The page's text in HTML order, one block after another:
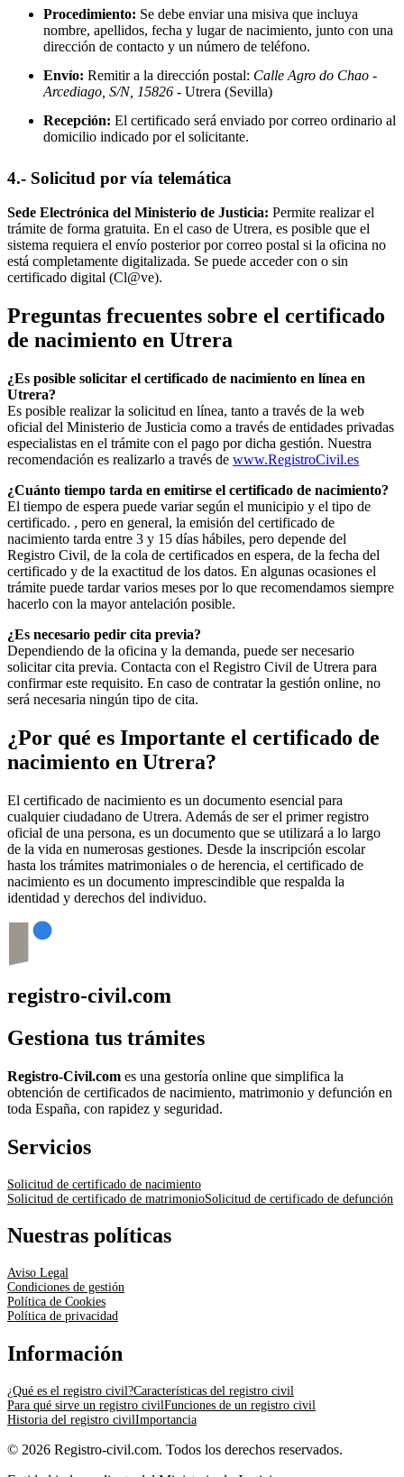
Procedimiento: Se debe enviar una misiva que incluya
nombre, apellidos, fecha y lugar de nacimiento, junto con una
dirección de contacto y un número de teléfono.
Envío: Remitir a la dirección postal: Calle Agro do Chao -
Arcediago, S/N, 15826 - Utrera (Sevilla)
Recepción: El certificado será enviado por correo ordinario al
domicilio indicado por el solicitante.
4.- Solicitud por vía telemática
Sede Electrónica del Ministerio de Justicia: Permite realizar el
trámite de forma gratuita. En el caso de Utrera, es posible que el
sistema requiera el envío posterior por correo postal si la oficina no
está completamente digitalizada. Se puede acceder con o sin
certificado digital (Cl@ve).
Preguntas frecuentes sobre el certificado
de nacimiento en Utrera
¿Es posible solicitar el certificado de nacimiento en línea en
Utrera?
Es posible realizar la solicitud en línea, tanto a través de la web
oficial del Ministerio de Justicia como a través de entidades privadas
especialistas en el trámite con el pago por dicha gestión. Nuestra
recomendación es realizarlo a través de www.RegistroCivil.es
¿Cuánto tiempo tarda en emitirse el certificado de nacimiento?
El tiempo de espera puede variar según el municipio y el tipo de
certificado. , pero en general, la emisión del certificado de
nacimiento tarda entre 3 y 15 días hábiles, pero depende del
Registro Civil, de la cola de certificados en espera, de la fecha del
certificado y de la exactitud de los datos. En algunas ocasiones el
trámite puede tardar varios meses por lo que recomendamos siempre
hacerlo con la mayor antelación posible.
¿Es necesario pedir cita previa?
Dependiendo de la oficina y la demanda, puede ser necesario
solicitar cita previa. Contacta con el Registro Civil de Utrera para
confirmar este requisito. En caso de contratar la gestión online, no
será necesaria ningún tipo de cita.
¿Por qué es Importante el certificado de
nacimiento en Utrera?
El certificado de nacimiento es un documento esencial para
cualquier ciudadano de Utrera. Además de ser el primer registro
oficial de una persona, es un documento que se utilizará a lo largo
de la vida en numerosas gestiones. Desde la inscripción escolar
hasta los trámites matrimoniales o de herencia, el certificado de
nacimiento es un documento imprescindible que respalda la
identidad y derechos del individuo.
registro-civil.com
Gestiona tus trámites
Registro-Civil.com es una gestoría online que simplifica la
obtención de certificados de nacimiento, matrimonio y defunción en
toda España, con rapidez y seguridad.
Servicios
Solicitud de certificado de nacimiento
Solicitud de certificado de matrimonioSolicitud de certificado de defunción
Nuestras políticas
Aviso Legal
Condiciones de gestión
Política de Cookies
Política de privacidad
Información
¿Qué es el registro civil?Características del registro civil
Para qué sirve un registro civilFunciones de un registro civil
Historia del registro civilImportancia
© 2026 Registro-civil.com. Todos los derechos reservados.